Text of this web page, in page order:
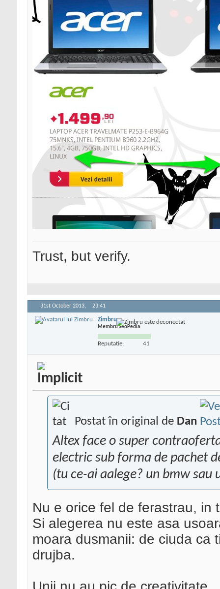
Trust, but verify.
31st October 2013, 23:41
Zimbru
Membru SeoPedia
Reputatie: 41
Postat în original de Dan
Altex face o super
electric sub forma de pachet
(tu ce-ai aalege? un bmw sau
Nu e orice fel de ferastrau, in
Si alegerea nu este asa
moara dusmanii: de ciuda ca
drujba.